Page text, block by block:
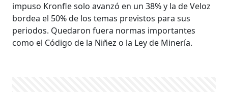
impuso Kronfle solo avanzó en un 38% y la de Veloz
bordea el 50% de los temas previstos para sus
periodos. Quedaron fuera normas importantes
como el Código de la Niñez o la Ley de Minería.